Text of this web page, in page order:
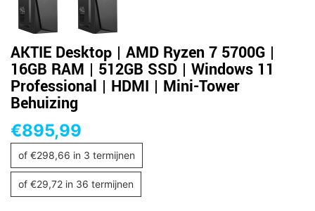
AKTIE Desktop | AMD Ryzen 7 5700G |
16GB RAM | 512GB SSD | Windows 11
Professional | HDMI | Mini-Tower
Behuizing
€895,99
of €298,66 in 3 termijnen
of €29,72 in 36 termijnen